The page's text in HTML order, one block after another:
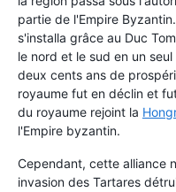
partie de l'Empire
s'installa grâce au Duc
le nord et le sud en un
deux cents ans de
royaume fut en déclin et
du royaume rejoint la
l'Empire byzantin.
Cependant, cette alliance
invasion des Tartares